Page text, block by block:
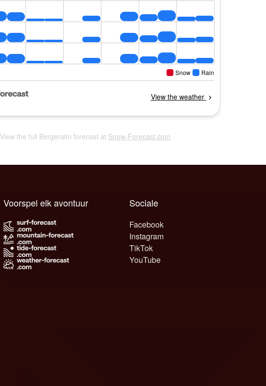
View the full Bergeralm forecast at Snow-Forecast.com
Sociale
Facebook
Instagram
TikTok
YouTube
Voorspel elk avontuur